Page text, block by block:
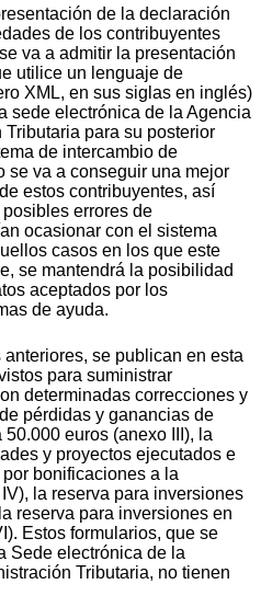
de la declaración
de los contribuyentes
va a admitir la presentación
utilice un lenguaje de
XML, en sus siglas en inglés)
sede electrónica de la Agencia
para su posterior
de intercambio de
se va a conseguir una mejor
estos contribuyentes, así
errores de
ocasionar con el sistema
casos en los que este
se mantendrá la posibilidad
aceptados por los
de ayuda.
se publican en esta
para suministrar
determinadas correcciones y
pérdidas y ganancias de
euros (anexo III), la
y proyectos ejecutados e
bonificaciones a la
la reserva para inversiones
reserva para inversiones en
Estos formularios, que se
Sede electrónica de la
Tributaria, no tienen